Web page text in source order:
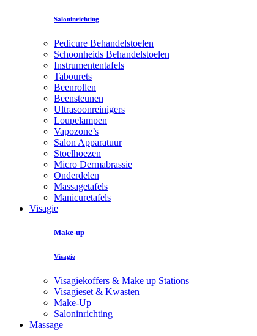
Saloninrichting
Pedicure Behandelstoelen
Schoonheids Behandelstoelen
Instrumententafels
Tabourets
Beenrollen
Beensteunen
Ultrasoonreinigers
Loupelampen
Vapozone’s
Salon Apparatuur
Stoelhoezen
Micro Dermabrassie
Onderdelen
Massagetafels
Manicuretafels
Visagie
Make-up
Visagie
Visagiekoffers & Make up Stations
Visagieset & Kwasten
Make-Up
Saloninrichting
Massage